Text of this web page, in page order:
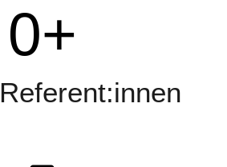
0+
Referent:innen